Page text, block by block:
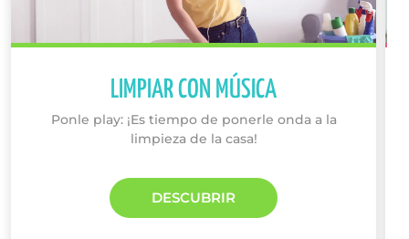
LIMPIAR CON MÚSICA
Ponle play: ¡Es tiempo de ponerle onda a la
limpieza de la casa!
DESCUBRIR